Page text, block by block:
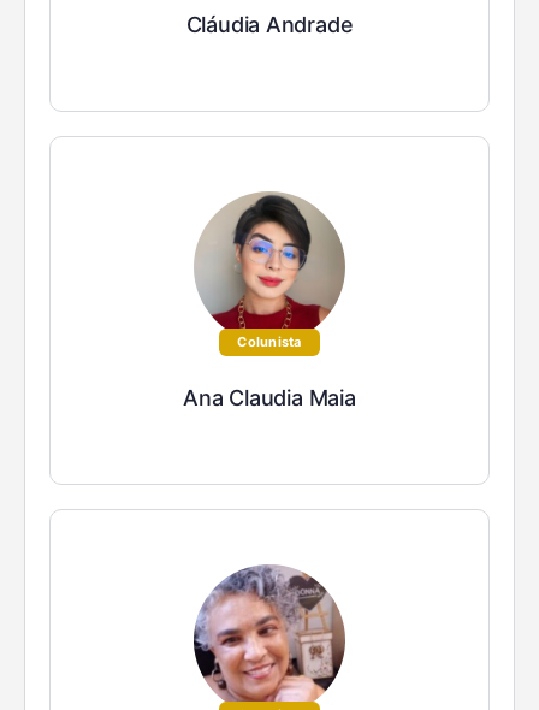
Cláudia Andrade
Colunista
Ana Claudia Maia